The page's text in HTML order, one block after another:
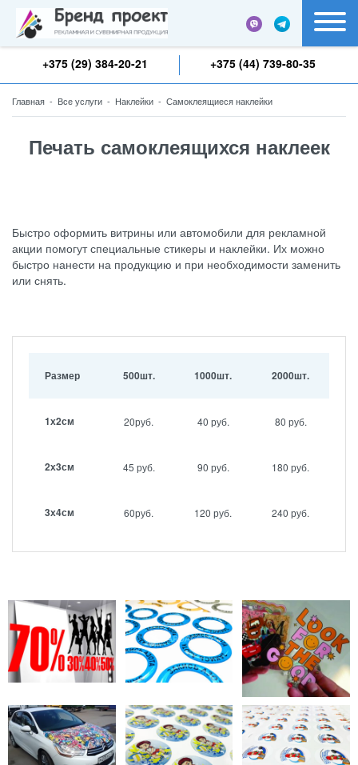
+375 (29) 384-20-21 +375 (44) 739-80-35
Главная - Все услуги - Наклейки - Самоклеящиеся наклейки
Печать самоклеящихся наклеек
Быстро оформить витрины или автомобили для рекламной
акции помогут специальные стикеры и наклейки. Их можно
быстро нанести на продукцию и при необходимости заменить
или снять.
Размер 500шт. 1000шт. 2000шт.
1х2см 20руб. 40 руб. 80 руб.
2х3см 45 руб. 90 руб. 180 руб.
3х4см 60руб. 120 руб. 240 руб.